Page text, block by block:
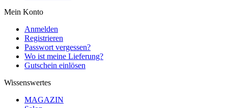
Mein Konto
Anmelden
Registrieren
Passwort vergessen?
Wo ist meine Lieferung?
Gutschein einlösen
Wissenswertes
MAGAZIN